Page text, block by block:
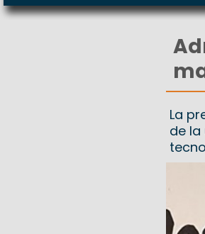
La
de